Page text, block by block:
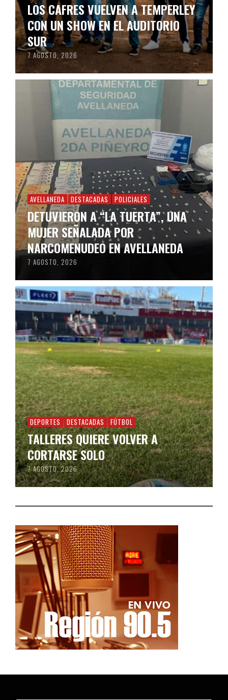
LOS CAFRES VUELVEN A TEMPERLEY
CON UN SHOW EN EL AUDITORIO
SUR
7 AGOSTO, 2026
AVELLANEDA DESTACADAS POLICIALES
DETUVIERON A “LA TUERTA”, UNA
MUJER SEÑALADA POR
NARCOMENUDEO EN AVELLANEDA
7 AGOSTO, 2026
DEPORTES DESTACADAS FÚTBOL
TALLERES QUIERE VOLVER A
CORTARSE SOLO
7 AGOSTO, 2026